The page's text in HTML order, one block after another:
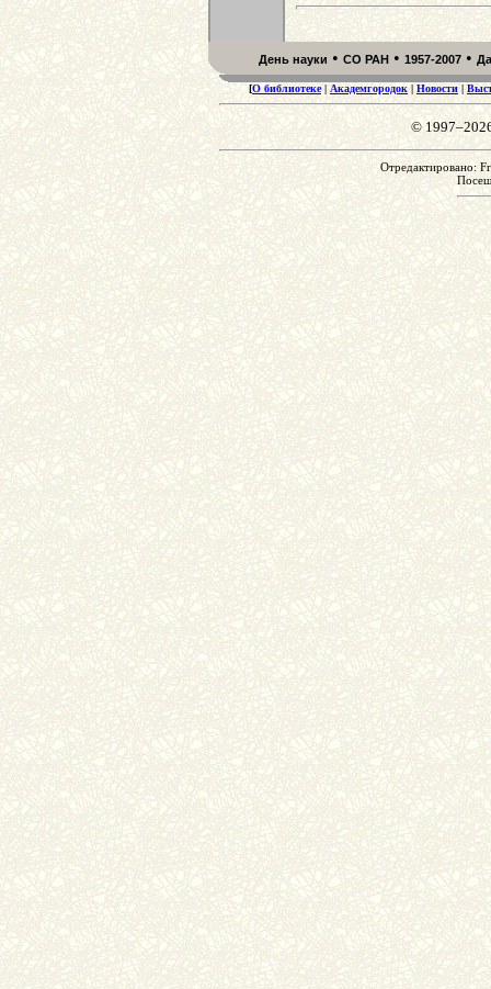
День науки • СО РАН • 1957-2007 •
[О библиотеке| Академгородок| Новости |
©
Отредактировано: